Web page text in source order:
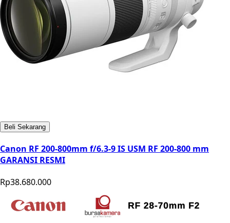
Beli Sekarang
Canon RF 200-800mm f/6.3-9 IS USM RF 200-800 mm
GARANSI RESMI
Rp38.680.000